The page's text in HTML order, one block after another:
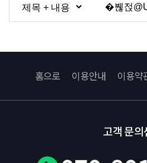
홈으로 이용안내 이용약
고객 문의